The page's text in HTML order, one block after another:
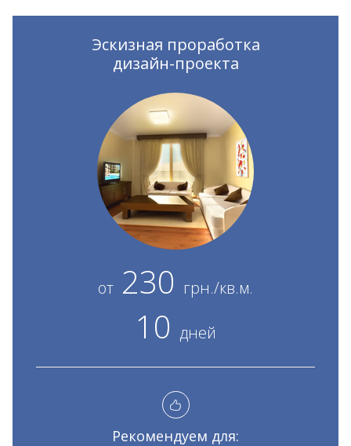
Эскизная проработка
дизайн-проекта
от 230 грн./кв.м.
10 дней
Рекомендуем для: